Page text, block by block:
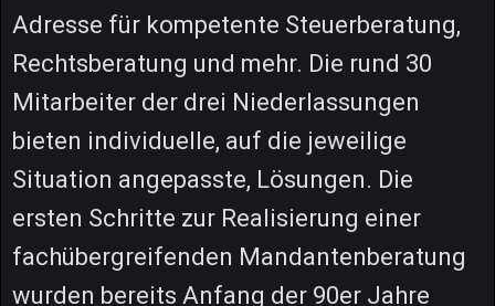
Adresse für kompetente Steuerberatung,
Rechtsberatung und mehr. Die rund 30
Mitarbeiter der drei Niederlassungen
bieten individuelle, auf die jeweilige
Situation angepasste, Lösungen. Die
ersten Schritte zur Realisierung einer
fachübergreifenden Mandantenberatung
wurden bereits Anfang der 90er Jahre